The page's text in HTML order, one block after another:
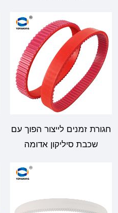
חגורת זמנים לייצור הפוך עם
שכבת סיליקון אדומה